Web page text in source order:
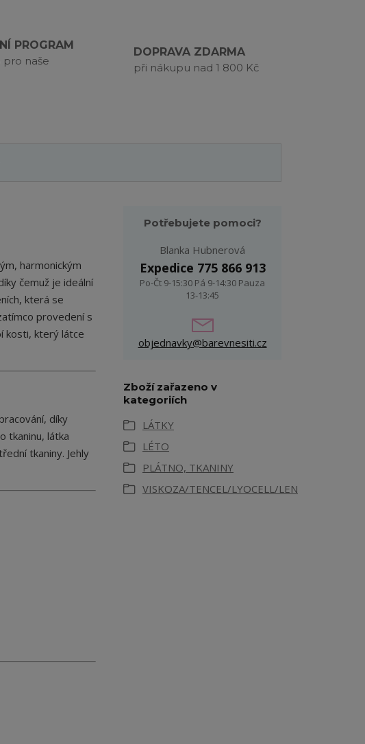
PROGRAM
pro naše
DOPRAVA ZDARMA
při nákupu nad 1 800 Kč
harmonickým
čemuž je ideální
která se
provedení s
kosti, který látce
díky
tkaninu, látka
tkaniny. Jehly
Potřebujete pomoci?
Blanka Hubnerová
Expedice 775 866 913
Po-Čt 9-15:30 Pá 9-14:30 Pauza
13-13:45
objednavky@barevnesiti.cz
Zboží zařazeno v
kategoriích
LÁTKY
LÉTO
PLÁTNO, TKANINY
VISKOZA/TENCEL/LYOCELL/LEN